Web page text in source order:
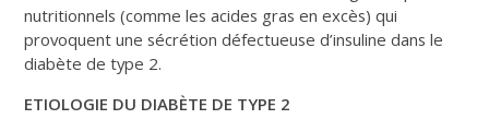
nutritionnels (comme les acides gras en excès) qui
provoquent une sécrétion défectueuse d’insuline dans le
diabète de type 2.
ETIOLOGIE DU DIABÈTE DE TYPE 2